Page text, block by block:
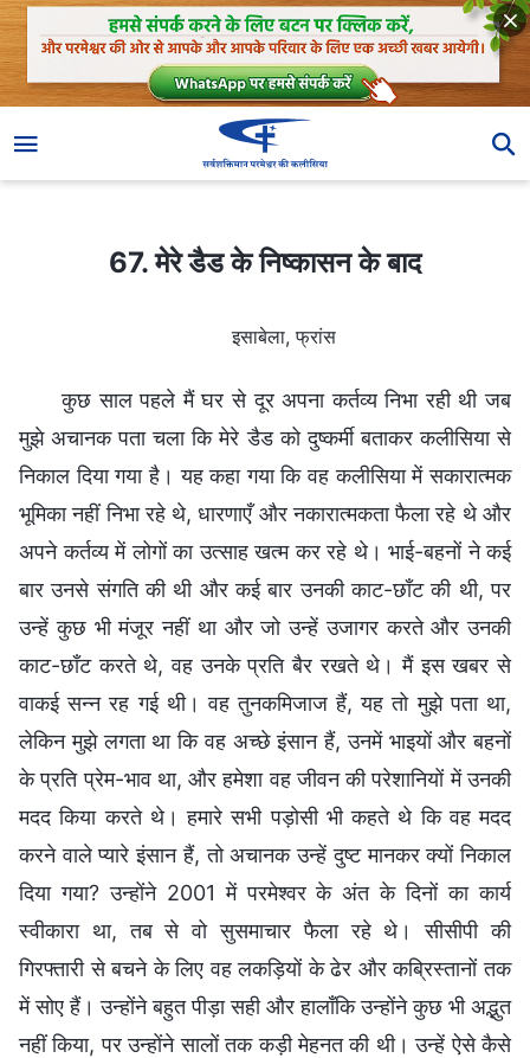
67. मेरे डैड के निष्कासन के बाद
इसाबेला, फ्रांस
कुछ साल पहले मैं घर से दूर अपना कर्तव्य निभा रही थी जब
मुझे अचानक पता चला कि मेरे डैड को दुष्कर्मी बताकर कलीसिया से
निकाल दिया गया है। यह कहा गया कि वह कलीसिया में सकारात्मक
भूमिका नहीं निभा रहे थे, धारणाएँ और नकारात्मकता फैला रहे थे और
अपने कर्तव्य में लोगों का उत्साह खत्म कर रहे थे। भाई-बहनों ने कई
बार उनसे संगति की थी और कई बार उनकी काट-छाँट की थी, पर
उन्हें कुछ भी मंजूर नहीं था और जो उन्हें उजागर करते और उनकी
काट-छाँट करते थे, वह उनके प्रति बैर रखते थे। मैं इस खबर से
वाकई सन्न रह गई थी। वह तुनकमिजाज हैं, यह तो मुझे पता था,
लेकिन मुझे लगता था कि वह अच्छे इंसान हैं, उनमें भाइयों और बहनों
के प्रति प्रेम-भाव था, और हमेशा वह जीवन की परेशानियों में उनकी
मदद किया करते थे। हमारे सभी पड़ोसी भी कहते थे कि वह मदद
करने वाले प्यारे इंसान हैं, तो अचानक उन्हें दुष्ट मानकर क्यों निकाल
दिया गया? उन्होंने 2001 में परमेश्वर के अंत के दिनों का कार्य
स्वीकारा था, तब से वो सुसमाचार फैला रहे थे। सीसीपी की
गिरफ्तारी से बचने के लिए वह लकड़ियों के ढेर और कब्रिस्तानों तक
में सोए हैं। उन्होंने बहुत पीड़ा सही और हालाँकि उन्होंने कुछ भी अद्भुत
नहीं किया, पर उन्होंने सालों तक कड़ी मेहनत की थी। उन्हें ऐसे कैसे